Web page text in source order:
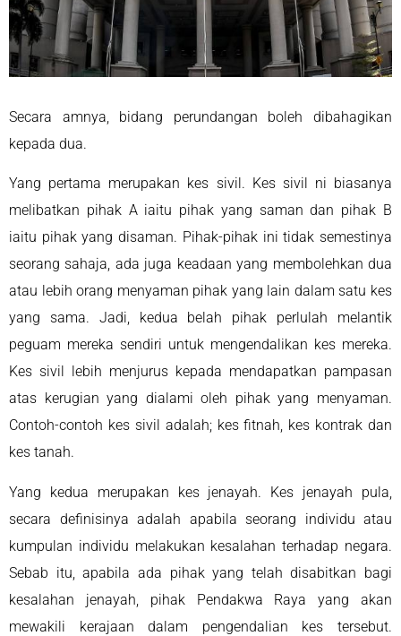
Secara amnya, bidang perundangan boleh dibahagikan
kepada dua.
Yang pertama merupakan kes sivil. Kes sivil ni biasanya
melibatkan pihak A iaitu pihak yang saman dan pihak B
iaitu pihak yang disaman. Pihak-pihak ini tidak semestinya
seorang sahaja, ada juga keadaan yang membolehkan dua
atau lebih orang menyaman pihak yang lain dalam satu kes
yang sama. Jadi, kedua belah pihak perlulah melantik
peguam mereka sendiri untuk mengendalikan kes mereka.
Kes sivil lebih menjurus kepada mendapatkan pampasan
atas kerugian yang dialami oleh pihak yang menyaman.
Contoh-contoh kes sivil adalah; kes fitnah, kes kontrak dan
kes tanah.
Yang kedua merupakan kes jenayah. Kes jenayah pula,
secara definisinya adalah apabila seorang individu atau
kumpulan individu melakukan kesalahan terhadap negara.
Sebab itu, apabila ada pihak yang telah disabitkan bagi
kesalahan jenayah, pihak Pendakwa Raya yang akan
mewakili kerajaan dalam pengendalian kes tersebut.